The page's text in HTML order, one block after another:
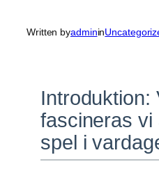
Written byadminin
Introduktion:
fascineras
spel i